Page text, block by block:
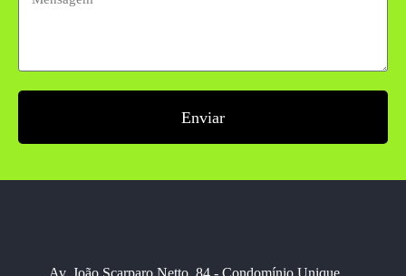
Enviar
Av. João Scarparo Netto, 84 - Condomínio Unique